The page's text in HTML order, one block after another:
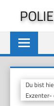
springen
Du bist